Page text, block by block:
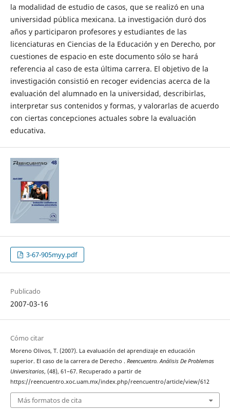
la modalidad de estudio de casos, que se realizó en una
universidad pública mexicana. La investigación duró dos
años y participaron profesores y estudiantes de las
licenciaturas en Ciencias de la Educación y en Derecho, por
cuestiones de espacio en este documento sólo se hará
referencia al caso de esta última carrera. El objetivo de la
investigación consistió en recoger evidencias acerca de la
evaluación del alumnado en la universidad, describirlas,
interpretar sus contenidos y formas, y valorarlas de acuerdo
con ciertas concepciones actuales sobre la evaluación
educativa.
3-67-905myy.pdf
Publicado
2007-03-16
Cómo citar
Moreno Olivos, T. (2007). La evaluación del aprendizaje en educación
superior. El caso de la carrera de Derecho . Reencuentro. Análisis De Problemas
Universitarios, (48), 61–67. Recuperado a partir de
https://reencuentro.xoc.uam.mx/index.php/reencuentro/article/view/612
Más formatos de cita